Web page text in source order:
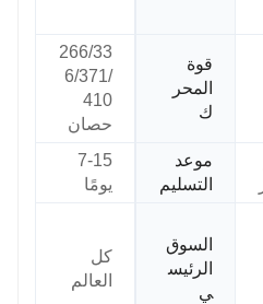
قوة
المحر
ك
266/33
6/371/
410
حصان
موعد
التسليم
7-15
يومًا
السوق
الرئيس
ي
كل
العالم